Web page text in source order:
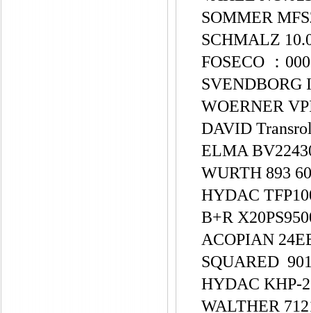
SOMMER
SCHMALZ
FOSECO ：
SVENDBORG
WOERNER
DAVID
ELMA
WURTH 893
HYDAC
B+R
ACOPIAN
SQUARED
HYDAC KHP-
WALTHER